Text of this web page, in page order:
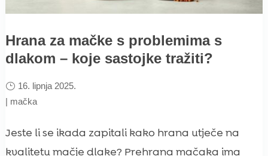
Hrana za mačke s problemima s
dlakom – koje sastojke tražiti?
16. lipnja 2025.
| mačka
Jeste li se ikada zapitali kako hrana utječe na
kvalitetu mačje dlake? Prehrana mačaka ima